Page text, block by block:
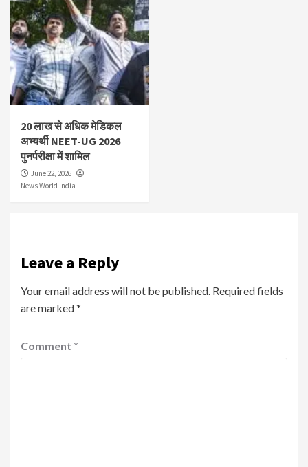
20 लाख से अधिक मेडिकल
अभ्यर्थी NEET-UG 2026
पुनर्परीक्षा में शामिल
June 22, 2026
News World India
Leave a Reply
Your email address will not be published. Required fields
are marked*
Comment *